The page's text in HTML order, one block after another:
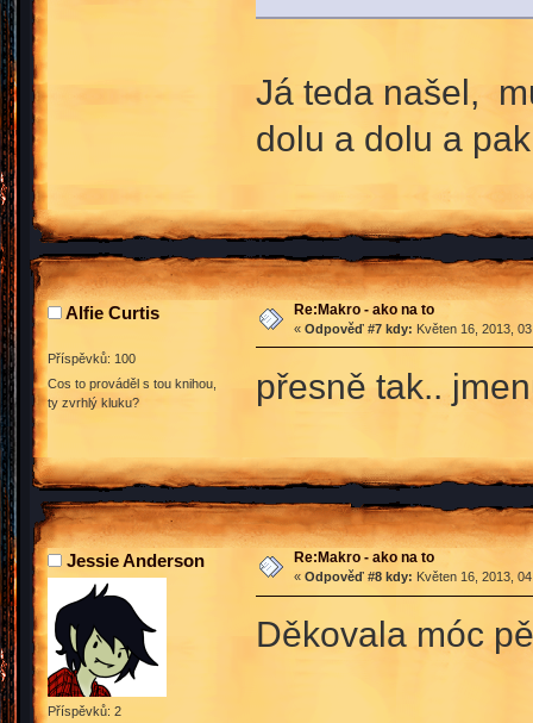
Já teda našel,
dolu a dolu a
Alfie Curtis
Příspěvků: 100
Cos to prováděl s tou knihou,
ty zvrhlý kluku?
Re:Makro - ako na to
« Odpověď #7 kdy: Květen 16, 2013,
přesně tak..
Jessie Anderson
Příspěvků: 2
Re:Makro - ako na to
« Odpověď #8 kdy: Květen 16, 2013,
Děkovala móc